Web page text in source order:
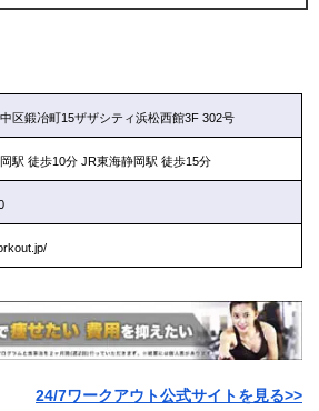
区鍛冶町15ザザシティ浜松西館3F 302号
駅 徒歩10分 JR東海静岡駅 徒歩15分
24/7ワークアウト公式サイトを見る>>